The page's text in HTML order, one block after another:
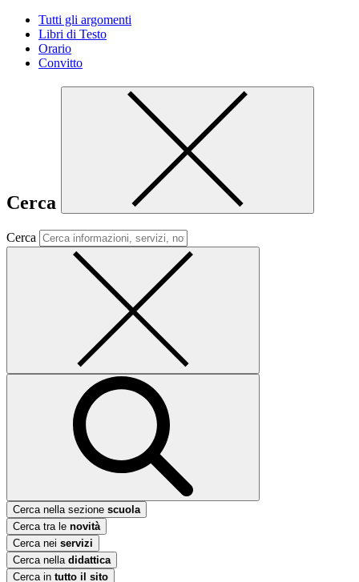
Tutti gli argomenti
Libri di Testo
Orario
Convitto
Cerca
Cerca
Cerca nella sezione scuola
Cerca tra le novità
Cerca nei servizi
Cerca nella didattica
Cerca in tutto il sito